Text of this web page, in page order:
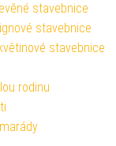
stavebnice
stavebnice
stavebnice
rodinu